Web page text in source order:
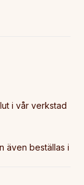
i vår verkstad
även beställas i